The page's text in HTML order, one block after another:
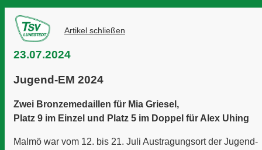
Artikel schließen
23.07.2024
Jugend-EM 2024
Zwei Bronzemedaillen für Mia Griesel,
Platz 9 im Einzel und Platz 5 im Doppel für Alex Uhing
Malmö war vom 12. bis 21. Juli Austragungsort der Jugend-